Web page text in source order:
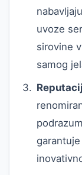
uvoze
sirovine
samog